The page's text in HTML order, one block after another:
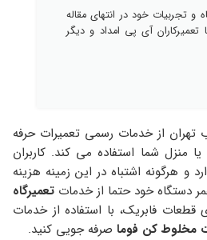
و تجربیات خود در انتهای مقاله
آی پی امداد و دیگر
از خدمات رسمی تعمیرات حرفه
یا منزل شما استفاده می کند. کاربران
و هرگونه اشتباه در این زمینه هزینه
دستگاه خود حتما از خدمات تعمیرگاه
قطعات فابریک، با استفاده از خدمات
مخلوط کن فوما صرفه جویی کنید.